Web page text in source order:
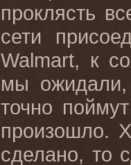
проклясть
сети
Walmart, к
мы ожидали
точно
произошло.
сделано, то